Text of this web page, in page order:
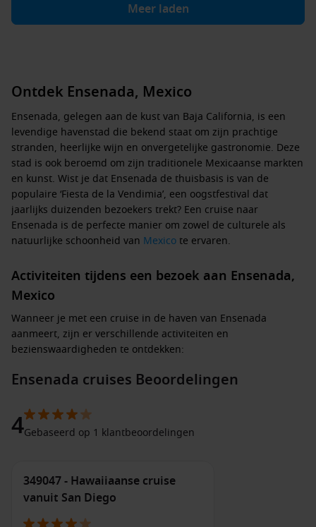
Meer laden
Ontdek Ensenada, Mexico
Ensenada, gelegen aan de kust van Baja California, is een
levendige havenstad die bekend staat om zijn prachtige
stranden, heerlijke wijn en onvergetelijke gastronomie. Deze
stad is ook beroemd om zijn traditionele Mexicaanse markten
en kunst. Wist je dat Ensenada de thuisbasis is van de
populaire ‘Fiesta de la Vendimia’, een oogstfestival dat
jaarlijks duizenden bezoekers trekt? Een cruise naar
Ensenada is de perfecte manier om zowel de culturele als
natuurlijke schoonheid van Mexico te ervaren.
Activiteiten tijdens een bezoek aan Ensenada,
Mexico
Wanneer je met een cruise in de haven van Ensenada
aanmeert, zijn er verschillende activiteiten en
bezienswaardigheden te ontdekken:
Bezoek de wijnvallei van Guadalupe: Maak een korte
Proef heerlijke lokale wijnen en geniet van de prachtige
wijngaarden en landschappen.
souvenirs. Neem de tijd om rond te snuffelen en geniet
van de heerlijke streetfood.
Ontspan op de stranden
Ensenada cruises Beoordelingen
4Gebaseerd op 1 klantbeoordelingen
349047 - Hawaiiaanse cruise
vanuit San Diego